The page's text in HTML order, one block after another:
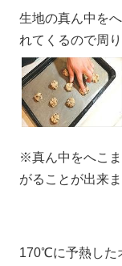
生地の真ん中を
れてくるので周
※真ん中をへこ
がることが出来ま
170℃に予熱した